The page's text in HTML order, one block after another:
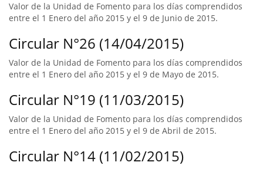
Valor de la Unidad de Fomento para los días comprendidos
entre el 1 Enero del año 2015 y el 9 de Junio de 2015.
Circular N°26 (14/04/2015)
Valor de la Unidad de Fomento para los días comprendidos
entre el 1 Enero del año 2015 y el 9 de Mayo de 2015.
Circular N°19 (11/03/2015)
Valor de la Unidad de Fomento para los días comprendidos
entre el 1 Enero del año 2015 y el 9 de Abril de 2015.
Circular N°14 (11/02/2015)